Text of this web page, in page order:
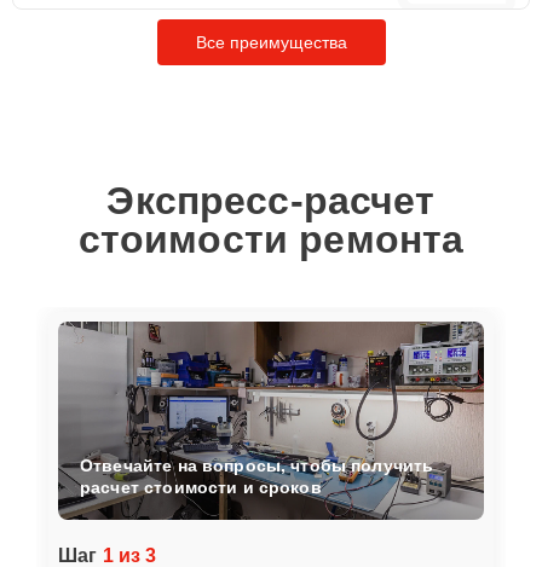
Все преимущества
Экспресс-расчет
стоимости ремонта
Шаг 1 из 3
Отвечайте на вопросы, чтобы получить
расчет стоимости и сроков